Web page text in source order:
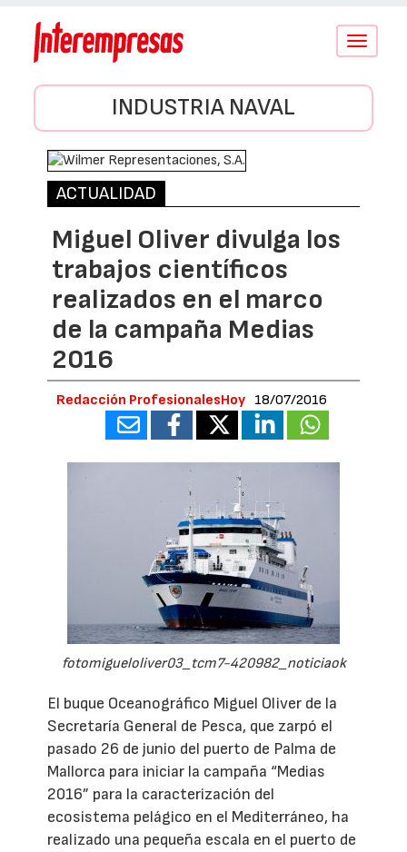
Conmutar
INDUSTRIA NAVAL
ACTUALIDAD
Miguel Oliver divulga los
trabajos científicos
realizados en el marco
de la campaña Medias
2016
Redacción ProfesionalesHoy 18/07/2016
fotomigueloliver03_tcm7-420982_noticiaok
El buque Oceanográfico Miguel Oliver de la
Secretaría General de Pesca, que zarpó el
pasado 26 de junio del puerto de Palma de
Mallorca para iniciar la campaña “Medias
2016” para la caracterización del
ecosistema pelágico en el Mediterráneo, ha
realizado una pequeña escala en el puerto de